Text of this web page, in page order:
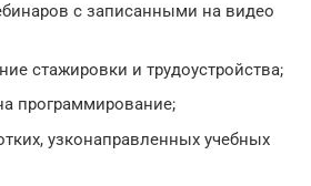
с записанными на видео
стажировки и трудоустройства;
программирование;
узконаправленных учебных